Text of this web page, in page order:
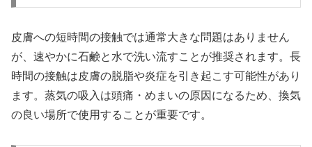
皮膚への短時間の接触では通常大きな問題はありません
が、速やかに石鹸と水で洗い流すことが推奨されます。長
時間の接触は皮膚の脱脂や炎症を引き起こす可能性があり
ます。蒸気の吸入は頭痛・めまいの原因になるため、換気
の良い場所で使用することが重要です。